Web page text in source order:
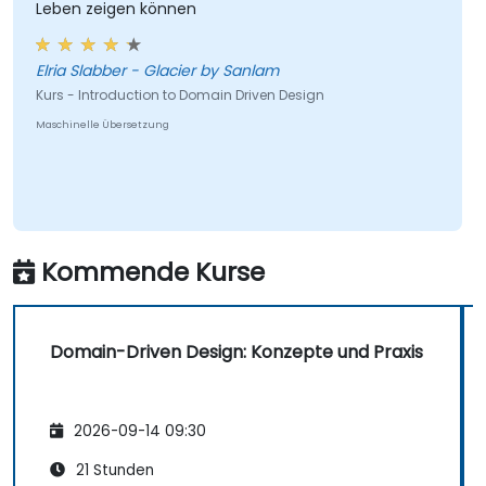
sowie wesentliche Bausteine wie Entitäten,
Wertobjekte und Aggregate einzusetzen. Ziel
ist es, flexible und wartbare
Softwarearchitekturen zu erstellen, die stets
im Einklang mit der sich weiterentwickelnden
Leben zeigen können
Elria Slabber - Glacier by Sanlam
Kurs - Introduction to Domain Driven Design
Maschinelle Übersetzung
Kommende Kurse
Domain-Driven Design: Konzepte und Praxis
2026-09-14 09:30
21 Stunden